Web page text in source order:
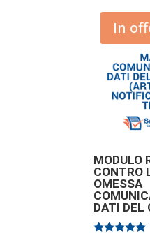
In
MODULO
CONTRO
OMESSA
DATI DEL